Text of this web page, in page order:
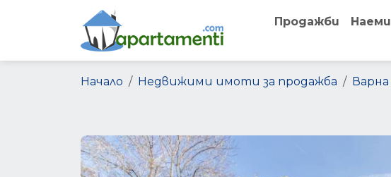
Продажби Наеми
Начало Недвижими имоти за продажба Варна